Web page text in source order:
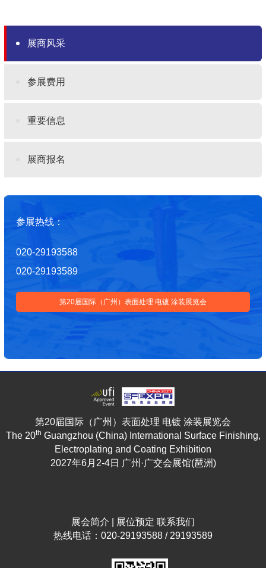
展商风采
参展费用
重要信息
展商报名
参展热线：
020-29193588
020-29193589
第20届国际（广州）表面处理 电镀 涂装展览会
第20届国际（广州）表面处理 电镀 涂装展览会
The 20th Guangzhou (China) International Surface Finishing,
Electroplating and Coating Exhibition
2027年6月2-4日 广州·广交会展馆(琶洲)
展会简介 展位预定 联系我们
热线电话：020-29193588 / 29193589